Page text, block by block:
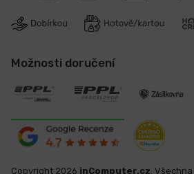
Možnosti doručení
Copyright 2026 inComputer.cz.